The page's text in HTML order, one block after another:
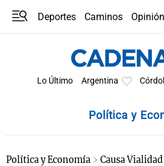
Deportes Caminos
Opinión
Lo Último Argentina
Política y
Política y Economía Causa Vialidad